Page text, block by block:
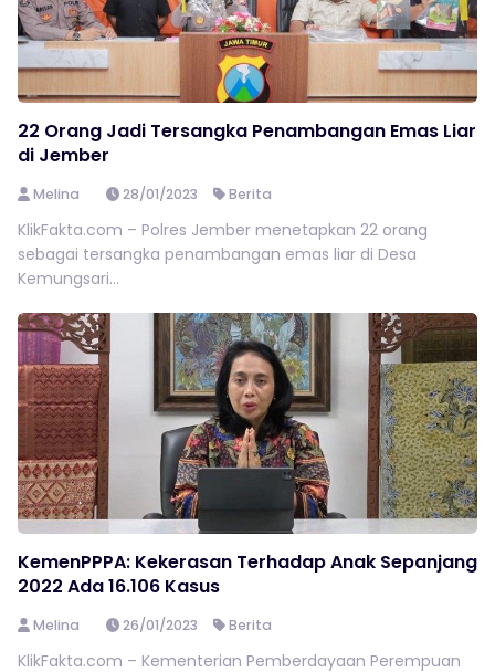
22 Orang Jadi Tersangka Penambangan Emas Liar
di Jember
Melina 28/01/2023 Berita
KlikFakta.com – Polres Jember menetapkan 22 orang
sebagai tersangka penambangan emas liar di Desa
Kemungsari...
KemenPPPA: Kekerasan Terhadap Anak Sepanjang
2022 Ada 16.106 Kasus
Melina 26/01/2023 Berita
KlikFakta.com – Kementerian Pemberdayaan Perempuan